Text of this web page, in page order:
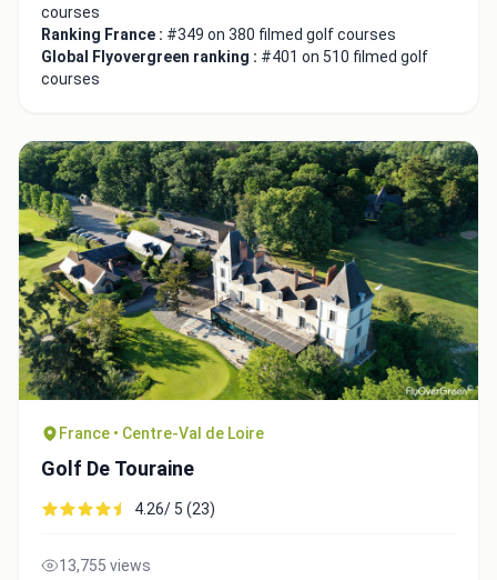
courses
Ranking France : #349 on 380 filmed golf courses
Global Flyovergreen ranking : #401 on 510 filmed golf
courses
France • Centre-Val de Loire
Golf De Touraine
4.26/ 5 (23)
13,755 views